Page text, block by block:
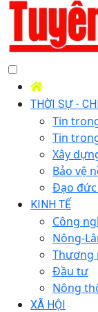
THỜI SỰ -
Tin
Tin
Xây
Bảo vệ
Đạo đức
KINH TẾ
Công
Nông-
Thương
Đầu tư
Nông
XÃ HỘI